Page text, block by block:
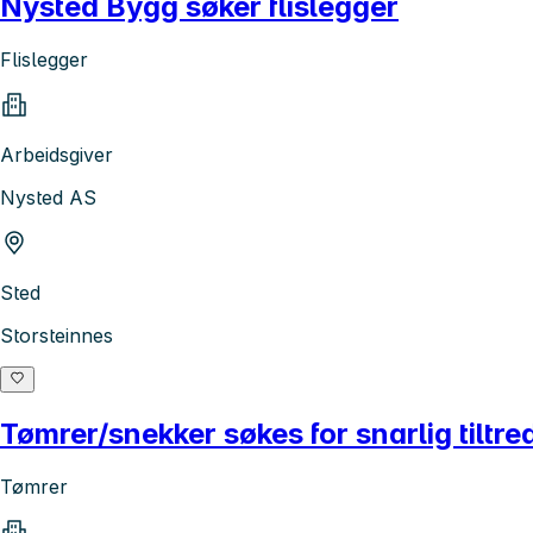
Flislegger
Arbeidsgiver
Nysted AS
Sted
Storsteinnes
Tømrer/snekker søkes for snarlig
Tømrer